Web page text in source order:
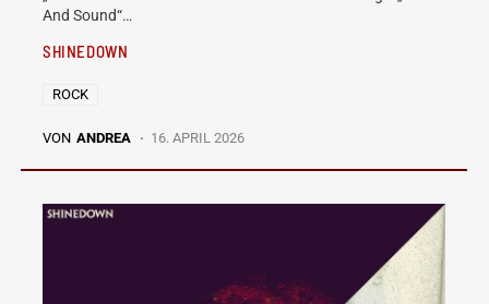
And Sound“…
SHINEDOWN
ROCK
VON ANDREA 16. APRIL 2026